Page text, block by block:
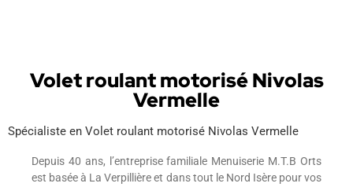
Volet roulant motorisé Nivolas
Vermelle
Spécialiste en Volet roulant motorisé Nivolas Vermelle
Depuis 40 ans, l’entreprise familiale Menuiserie M.T.B Orts
est basée à La Verpillière et dans tout le Nord Isère pour vos